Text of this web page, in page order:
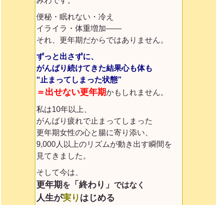
便秘・眠れない・冷え
イライラ・体重増加——
それ、更年期だからではありません。
ずっと出さずに、
がんばり続けてきた結果心も体も
“止まってしまった状態”
＝出せない更年期かもしれません。
私は10年以上、
がんばり疲れで止まってしまった
更年期女性の心と腸に寄り添い、
9,000人以上のリズムが動き出す瞬間を
見てきました。
そして今は、
更年期を「終わり」 ではなく
人生が実り はじめる